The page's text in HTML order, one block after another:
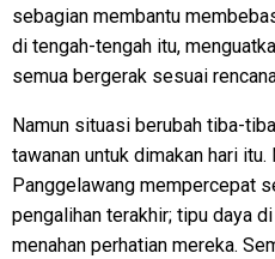
sebagian membantu
di tengah-tengah itu,
semua bergerak sesuai
Namun situasi berubah tiba-
tawanan untuk dimakan hari
Panggelawang mempercepat
pengalihan terakhir; tipu daya
menahan perhatian mereka.